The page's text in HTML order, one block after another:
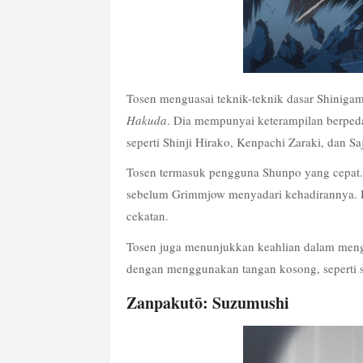
Tosen menguasai teknik-teknik dasar
Hakuda. Dia mempunyai keterampilan
seperti Shinji Hirako, Kenpachi Zaraki, dan
Tosen termasuk pengguna Shunpo yang
sebelum Grimmjow menyadari
cekatan.
Tosen juga menunjukkan keahlian dalam
dengan menggunakan tangan kosong,
Zanpakutō: Suzumushi